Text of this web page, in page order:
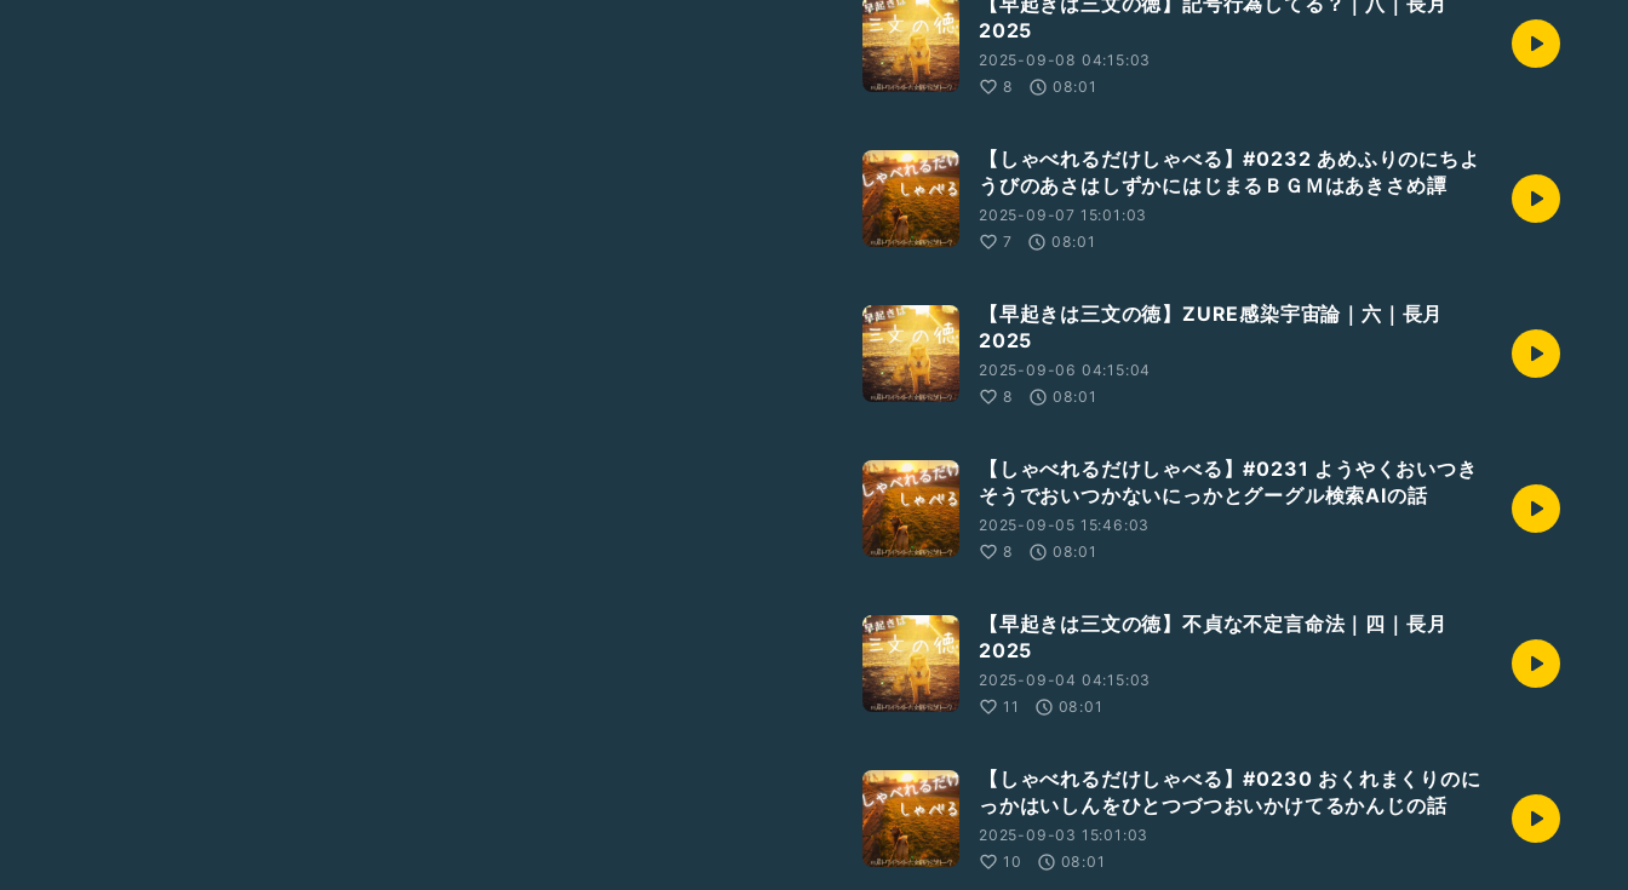
2025
2025-09-08 04:15:03
8
08:01
【しゃべれるだけしゃべる】#0232 あめふりのにちよ
うびのあさはしずかにはじまるＢＧＭはあきさめ譚
2025-09-07 15:01:03
7
08:01
【早起きは三文の徳】ZURE感染宇宙論｜六｜長月
2025
2025-09-06 04:15:04
8
08:01
【しゃべれるだけしゃべる】#0231 ようやくおいつき
そうでおいつかないにっかとグーグル検索AIの話
2025-09-05 15:46:03
8
08:01
【早起きは三文の徳】不貞な不定言命法｜四｜長月
2025
2025-09-04 04:15:03
11
08:01
【しゃべれるだけしゃべる】#0230 おくれまくりのに
っかはいしんをひとつづつおいかけてるかんじの話
2025-09-03 15:01:03
10
08:01